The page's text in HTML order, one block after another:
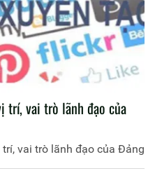
trí, vai trò lãnh đạo của
vai trò lãnh đạo của Đảng